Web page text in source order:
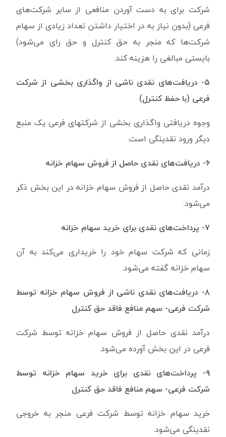
شرکت برای به دست آوردن منافعی از سایر شرکت‌های
فرعی (بدون نیاز به در اختیار داشتن تعداد زیادی از سهام
شرکت‌ها که منجر به حق کنترل و حق رای می‌شود)
بایستی مبالغی را هزینه کند.
۵- دریافت‌های نقدی ناشی از واگذاری بخشی از شرکت
فرعی (با حفظ کنترل)
وجوه دریافتی واگذاری بخشی از شرکتهای فرعی یک منبع
دیگر ورود نقدینگی است.
۶- دریافت‌های نقدی حاصل از فروش سهام خزانه
درآمد نقدی حاصل از فروش سهام خزانه در این بخش ذکر
می‌شود.
۷- پرداخت‌های نقدی برای خرید سهام خزانه
زمانی که شرکت سهام خود را خریداری می‌کند به آن
سهام خزانه گفته می‌شود.
۸- دریافت‌های نقدی ناشی از فروش سهام خزانه توسط
شرکت فرعی- سهم منافع فاقد حق کنترل
درآمد نقدی حاصل از فروش سهام خزانه‌ توسط شرکت
فرعی در این بخش آورده می‌شود.
۹- پرداخت‌های نقدی برای خرید سهام خزانه توسط
شرکت فرعی- سهم منافع فاقد حق کنترل
خرید سهام خزانه توسط شرکت فرعی منجر به خروجی
نقدینگی می‌شود.